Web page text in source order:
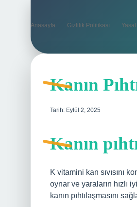
Anasayfa Gizlilik Politikası Yasal
Kanın
Tarih: Eylül 2, 2025
Kanın
K vitamini kan sıvısını
oynar ve yaraların hızlı
kanın pıhtılaşmasını